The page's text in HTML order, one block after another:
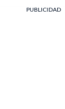
PUBLICIDAD